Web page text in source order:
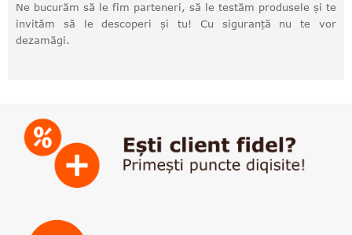
Ne bucurăm să le fim parteneri, să le testăm produsele și te
invităm să le descoperi și tu! Cu siguranță nu te vor
dezamăgi.